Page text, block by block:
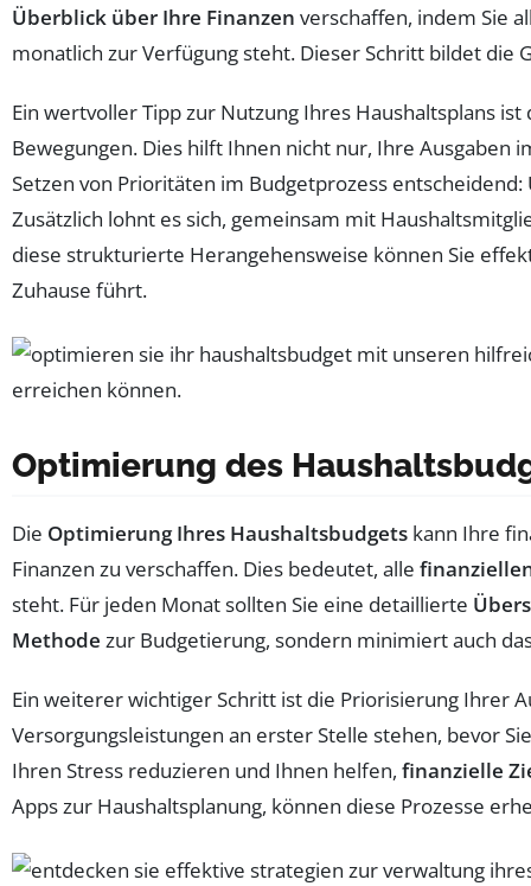
Überblick über Ihre Finanzen verschaffen, indem Sie
monatlich zur Verfügung steht. Dieser Schritt bildet die
Ein wertvoller Tipp zur Nutzung Ihres Haushaltsplans
Bewegungen. Dies hilft Ihnen nicht nur, Ihre
Setzen von Prioritäten im Budgetprozess
Zusätzlich lohnt es sich, gemeinsam mit
diese strukturierte Herangehensweise können Sie
Zuhause führt.
Optimierung des
Die Optimierung Ihres Haushaltsbudgets kann Ihre
Finanzen zu verschaffen. Dies bedeutet, alle
steht. Für jeden Monat sollten Sie eine detaillierte
Methode zur Budgetierung, sondern minimiert auch
Ein weiterer wichtiger Schritt ist die Priorisierung Ihrer
Versorgungsleistungen an erster Stelle stehen, bevor
Ihren Stress reduzieren und Ihnen helfen, finanzielle
Apps zur Haushaltsplanung, können diese Prozesse